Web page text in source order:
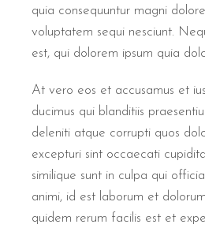
quia consequuntur magni
voluptatem sequi nesciunt.
est, qui dolorem ipsum quia
At vero eos et accusamus et
ducimus qui blanditiis
deleniti atque corrupti quos
excepturi sint occaecati
similique sunt in culpa qui
animi, id est laborum et
quidem rerum facilis est et